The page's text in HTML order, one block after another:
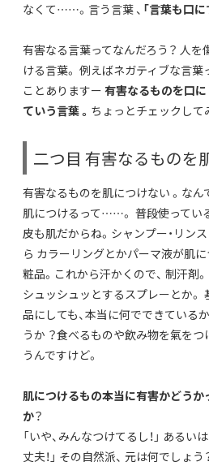
なくて……。言う言葉 、 「言葉も口に
有害なる言葉ってなんだろう？ 人を
ける言葉。 例えばネガティブな言
ことありますー 有害なるものを口
ていう言葉 。 ちょっとチェックして
二つ目 有害なるものを
有害なるものを肌につけない 。なん
肌につけるって……。 普段使ってい
皮も肌だからね。シャンプー・リン
ら カラーリングとかパーマ液が肌
粧品。これから汗かくので、 制汗剤
シュッシュッとするスプレーとか。
品にしても、本当に何でできている
うか ？食べるものや飲み物を氣を
うんですけど。
肌につけるもの本当に有害かどうか
か？
「いや、みんなつけてるし！」 あるい
丈夫！」 その自然派、 元は何でしょ